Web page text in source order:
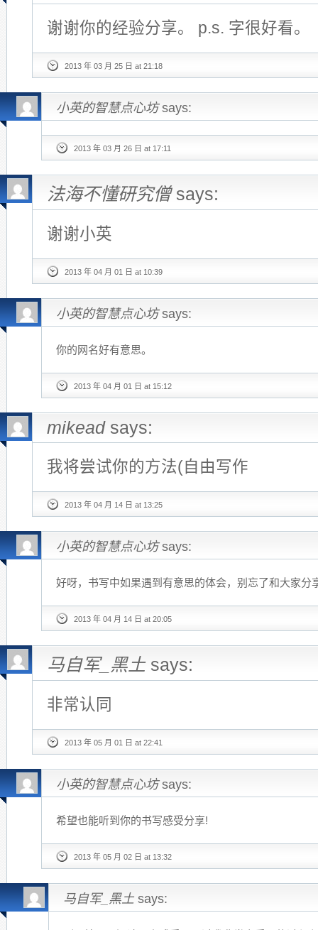
谢谢你的经验分享。 p.s. 字很好看。
2013 年 03 月 25 日 at 21:18
小英的智慧点心坊 says:
2013 年 03 月 26 日 at 17:11
法海不懂研究僧 says:
谢谢小英
2013 年 04 月 01 日 at 10:39
小英的智慧点心坊 says:
你的网名好有意思。
2013 年 04 月 01 日 at 15:12
mikead says:
我将尝试你的方法(自由写作
2013 年 04 月 14 日 at 13:25
小英的智慧点心坊 says:
好呀，书写中如果遇到有意思的体会，别忘了和大家分
2013 年 04 月 14 日 at 20:05
马自军_黑土 says:
非常认同
2013 年 05 月 01 日 at 22:41
小英的智慧点心坊 says:
希望也能听到你的书写感受分享!
2013 年 05 月 02 日 at 13:32
马自军_黑土 says: